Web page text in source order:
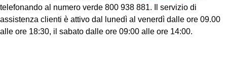
telefonando al numero verde 800 938 881. Il servizio di
assistenza clienti è attivo dal lunedì al venerdì dalle ore 09.00
alle ore 18:30, il sabato dalle ore 09:00 alle ore 14:00.